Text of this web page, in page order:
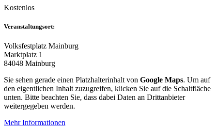
Kostenlos
Veranstaltungsort:
Volksfestplatz Mainburg
Marktplatz 1
84048 Mainburg
Sie sehen gerade einen Platzhalterinhalt von Google Maps. Um auf
den eigentlichen Inhalt zuzugreifen, klicken Sie auf die Schaltfläche
unten. Bitte beachten Sie, dass dabei Daten an Drittanbieter
weitergegeben werden.
Mehr Informationen